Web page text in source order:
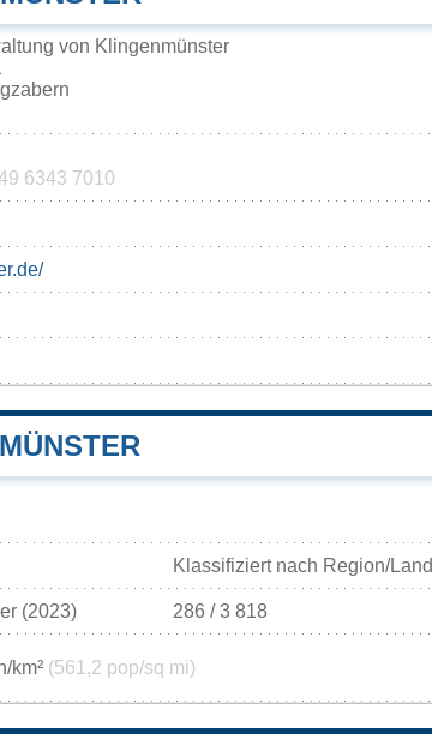
von Klingenmünster
6343 7010
Klassifiziert nach Region/Land
(2023) 286 / 3 818
km² (561,2 pop/sq mi)